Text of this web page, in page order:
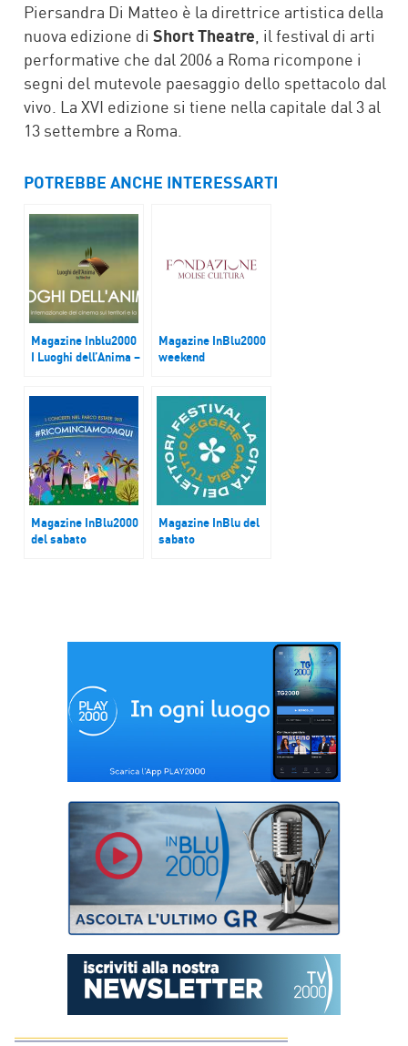
Piersandra Di Matteo è la direttrice artistica della
nuova edizione di Short Theatre , il festival di arti
performative che dal 2006 a Roma ricompone i
segni del mutevole paesaggio dello spettacolo dal
vivo. La XVI edizione si tiene nella capitale dal 3 al
13 settembre a Roma.
POTREBBE ANCHE INTERESSARTI
Magazine Inblu2000
I Luoghi dell’Anima –
Magazine InBlu2000
weekend
Magazine InBlu2000
del sabato
Magazine InBlu del
sabato